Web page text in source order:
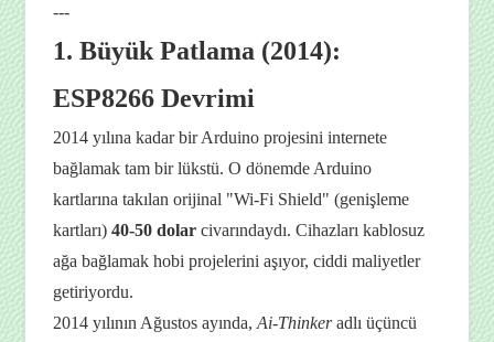
---
1. Büyük Patlama (2014):
ESP8266 Devrimi
2014 yılına kadar bir Arduino projesini internete
bağlamak tam bir lükstü. O dönemde Arduino
kartlarına takılan orijinal "Wi-Fi Shield" (genişleme
kartları)40-50 dolar civarındaydı. Cihazları kablosuz
ağa bağlamak hobi projelerini aşıyor, ciddi maliyetler
getiriyordu.
2014 yılının Ağustos ayında,Ai-Thinkeradlı üçüncü